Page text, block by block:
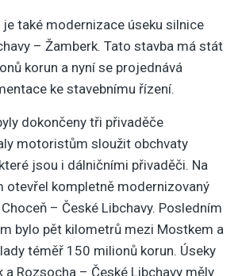
také modernizace úseku silnice
– Žamberk. Tato stavba má stát
korun a nyní se projednává
ke stavebnímu řízení.
dokončeny tři přivaděče
motoristům sloužit obchvaty
jsou i dálničními přivaděči. Na
otevřel kompletně modernizovaný
– České Libchavy. Posledním
bylo pět kilometrů mezi Mostkem a
téměř 150 milionů korun. Úseky
a Rozsocha – České Libchavy měly